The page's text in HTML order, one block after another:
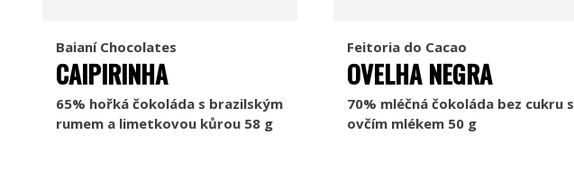
Baianí Chocolates
CAIPIRINHA
65% hořká čokoláda s brazilským
rumem a limetkovou kůrou 58 g
Feitoria do Cacao
OVELHA NEGRA
70% mléčná čokoláda bez cukru s
ovčím mlékem 50 g